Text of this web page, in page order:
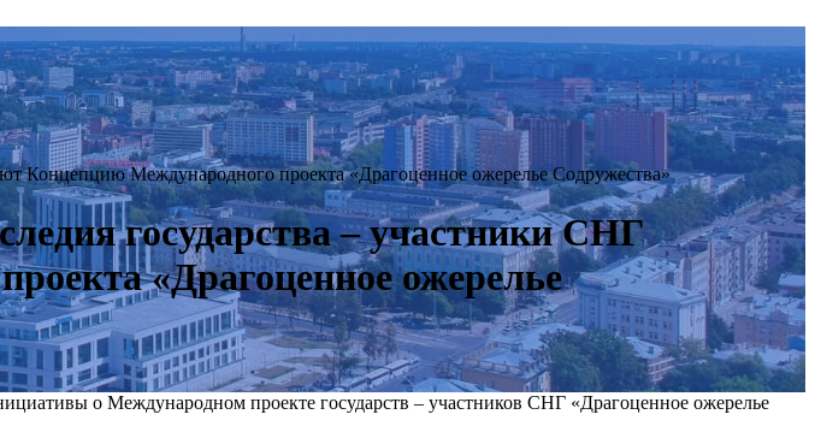
Концепцию Международного проекта «Драгоценное ожерелье Содружества»
государства – участники СНГ
«Драгоценное ожерелье
о Международном проекте государств – участников СНГ «Драгоценное ожерелье